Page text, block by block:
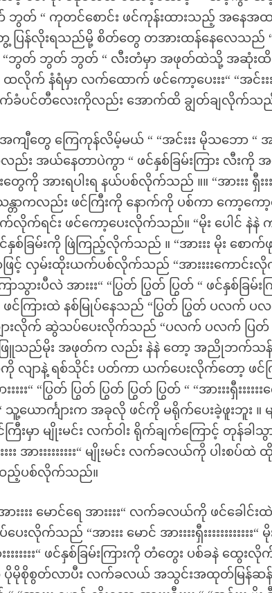
ဘွတ် “ ကုတင်စောင်း ဖင်ကုန်းထားသည့် အနေအထ
ပြန်လိုးရသည်မို့ စိတ်တွေ တအားထန်နေလေသည်
ဘွတ် ဘွတ် ဘွတ် “ လီးတံမှာ အဖုတ်ထဲသို့ အဆုံးထိ
က် နံရံမှာ လက်ထောက် ဖင်ကော့ပေးးး“ “အင်းးး
က်ခံပင်တီလေးကိုလည်း အောက်ထိ ချွတ်ချလိုက်သ
ျီတွေ ကြေကုန်လိမ့်မယ် “ “အင်းးး မိုသဘော “ အ
လည်း အယ်နေတာပဲကွာ “ ဖင်နှစ်ခြမ်းကြား လီး
ကို အားရပါးရ နယ်ပစ်လိုက်သည် ။။ “အားးး ရှီးးး
န္တာကလည်း ဖင်ကြီးကို နောက်ကို ပစ်ကာ ကော့ကေ
ရင်း ဖင်ကော့ပေးလိုက်သည်။ “မိုး ပေါင် နဲနဲ ကာ
စ်ခြမ်းကို ဖြဲကြည့်လိုက်သည် ။ “အားးး မိုး စေ
ျာဖြင့် လှမ်းထိုးယက်ပစ်လိုက်သည် “အားးးးကောင်
းပီလဲ အားးး“ “ပြွတ် ပြွတ် ပြွတ် “ ဖင်နှစ်ခြမ်း
ဖင်ကြားထဲ နစ်မြုပ်နေသည် “ပြွတ် ပြွတ် ပလက် ပလက် ပ
းလိုက် ဆွဲသပ်ပေးလိုက်သည် “ပလက် ပလက် ပြတ် ပြတ်
ပ်မဖြူသည်မိုး အဖုတ်က လည်း နဲနဲ တော့ အညိုဘက်
လျာနဲ့ ရစ်သိုင်း ပတ်ကာ ယက်ပေးလိုက်တော့ ဖင်
းး“ “ပြွတ် ပြွတ် ပြွတ် ပြွတ် ပြွတ် “ “အားးးရှီးးးးး
းးးးးး“ သူ့ယောင်္ကျားက အခုလို ဖင်ကို မရိုက်ပေးခဲ့ဖူးဘူ
ာ မျိုးမင်း လက်ဝါး ရိုက်ချက်ကြောင့် တုန်ခါသွားသ
းးးးးးး အားးးးးးးးး“ မျိုးမင်း လက်ခလယ်ကို ပ
းထည့်ပစ်လိုက်သည်။
ားးးး မောင်ရေ အားးးး“ လက်ခလယ်ကို ဖင်ခ
သည် “အားးး မောင် အားးးးရှီးးးးးးးးးးးး“
းးး“ ဖင်နှစ်ခြမ်းကြားကို တံတွေး ပစ်ခနဲ ထွေ
ာက ပိုမိုစိုစွတ်လာပီး လက်ခလယ် အသွင်းအထုတ်မြန်